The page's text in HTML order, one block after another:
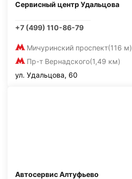
Сервисный центр Удальцова
+7 (499) 110-86-79
Мичуринский проспект(116 м)
Пр-т Вернадского(1,49 км)
ул. Удальцова, 60
Автосервис Алтуфьево